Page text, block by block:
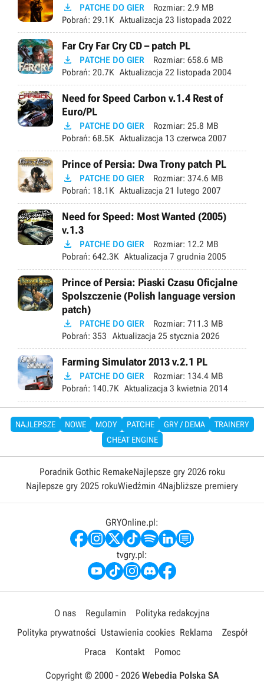
 PATCHE DO GIER Rozmiar: 2.9 MB
Pobrań: 29.1K Aktualizacja 23 listopada 2022
Far Cry Far Cry CD – patch PL
 PATCHE DO GIER Rozmiar: 658.6 MB
Pobrań: 20.7K Aktualizacja 22 listopada 2004
Need for Speed Carbon v.1.4 Rest of
Euro/PL
 PATCHE DO GIER Rozmiar: 25.8 MB
Pobrań: 68.5K Aktualizacja 13 czerwca 2007
Prince of Persia: Dwa Trony patch PL
 PATCHE DO GIER Rozmiar: 374.6 MB
Pobrań: 18.1K Aktualizacja 21 lutego 2007
Need for Speed: Most Wanted (2005)
v.1.3
 PATCHE DO GIER Rozmiar: 12.2 MB
Pobrań: 642.3K Aktualizacja 7 grudnia 2005
Prince of Persia: Piaski Czasu Oficjalne
Spolszczenie (Polish language version
patch)
 PATCHE DO GIER Rozmiar: 711.3 MB
Pobrań: 353 Aktualizacja 25 stycznia 2026
Farming Simulator 2013 v.2.1 PL
 PATCHE DO GIER Rozmiar: 134.4 MB
Pobrań: 140.7K Aktualizacja 3 kwietnia 2014
NAJLEPSZE NOWE MODY PATCHE GRY / DEMA
TRAINERY
CHEAT ENGINE
Poradnik Gothic RemakeNajlepsze gry 2026 roku
Najlepsze gry 2025 rokuWiedźmin 4Najbliższe premiery
GRYOnline.pl:
tvgry.pl:
O nas Regulamin
Polityka redakcyjna
Polityka prywatności Ustawienia cookies Reklama
Zespół
Praca
Kontakt Pomoc
Copyright © 2000 - 2026 Webedia Polska SA